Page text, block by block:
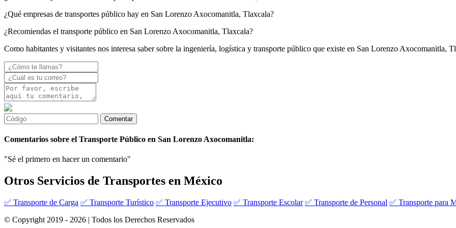
¿Qué empresas de transportes público hay en San Lorenzo Axocomanitla, Tlaxcala?
¿Recomiendas el transporte público en San Lorenzo Axocomanitla, Tlaxcala?
Como habitantes y visitantes nos interesa saber sobre la ingeniería, logística y transporte público que existe en San Lorenzo Axocomanitla,
Comentarios sobre el Transporte Público en San Lorenzo Axocomanitla:
"Sé el primero en hacer un comentario"
Otros Servicios de Transportes en México
✅ Transporte de Carga ✅ Transporte Turístico ✅ Transporte Ejecutivo ✅ Transporte Escolar ✅ Transporte de Personal ✅ Transporte para
© Copyright 2019 - 2026 | Todos los Derechos Reservados